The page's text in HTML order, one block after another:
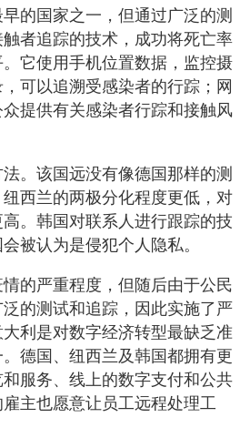
的国家之一，但通过广泛的测
者追踪的技术，成功将死亡率
它使用手机位置数据，监控摄
可以追溯受感染者的行踪；网
提供有关感染者行踪和接触风
。该国远没有像德国那样的测
西兰的两极分化程度更低，对
。韩国对联系人进行跟踪的技
被认为是侵犯个人隐私。
的严重程度，但随后由于公民
的测试和追踪，因此实施了严
利是对数字经济转型最缺乏准
德国、纽西兰及韩国都拥有更
服务、线上的数字支付和公共
主也愿意让员工远程处理工